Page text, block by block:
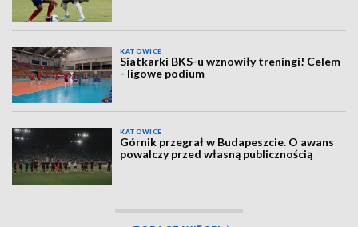
KATOWICE
Siatkarki BKS-u wznowiły treningi! Celem
- ligowe podium
KATOWICE
Górnik przegrał w Budapeszcie. O awans
powalczy przed własną publicznością